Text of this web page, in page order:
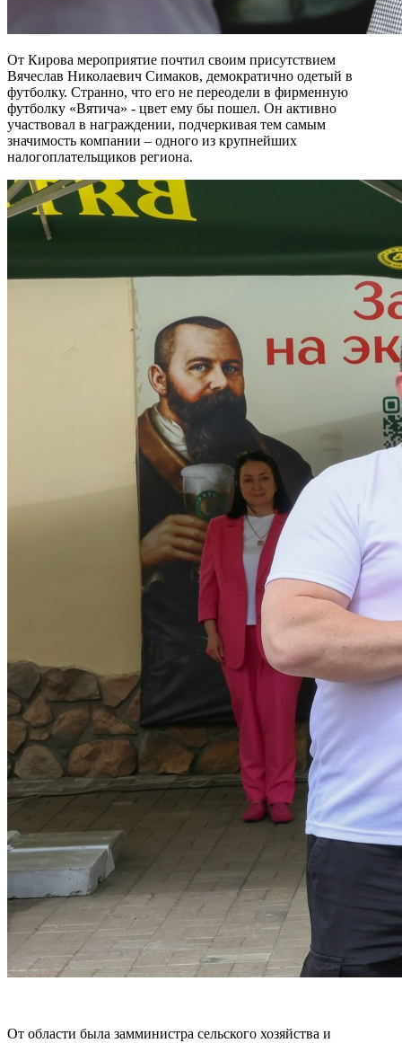
От Кирова мероприятие почтил своим присутствием
Вячеслав Николаевич Симаков, демократично одетый в
футболку. Странно, что его не переодели в фирменную
футболку «Вятича» - цвет ему бы пошел. Он активно
участвовал в награждении, подчеркивая тем самым
значимость компании – одного из крупнейших
налогоплательщиков региона.
От области была замминистра сельского хозяйства и